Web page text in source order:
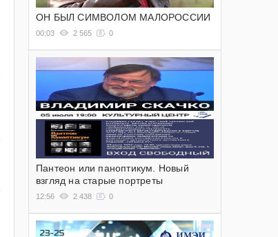
ОН БЫЛ СИМВОЛОМ МАЛОРОССИИ
00:03 2 565 0
Пантеон или паноптикум. Новый
взгляд на старые портреты
12:56 2 438 0